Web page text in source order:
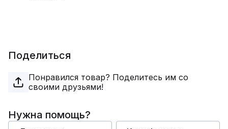
Поделиться
Понравился товар? Поделитесь им со
своими друзьями!
Нужна помощь?